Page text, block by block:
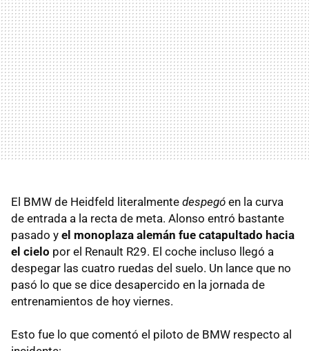
El BMW de Heidfeld literalmente despegó en la curva
de entrada a la recta de meta. Alonso entró bastante
pasado y el monoplaza alemán fue catapultado hacia
el cielo por el Renault R29. El coche incluso llegó a
despegar las cuatro ruedas del suelo. Un lance que no
pasó lo que se dice desapercido en la jornada de
entrenamientos de hoy viernes.
Esto fue lo que comentó el piloto de BMW respecto al